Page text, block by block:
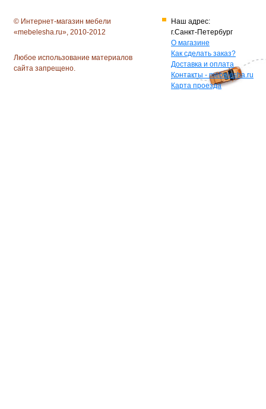
© Интернет-магазин мебели
«mebelesha.ru», 2010-2012
Любое использование материалов
сайта запрещено.
Наш адрес:
г.Санкт-Петербург
О магазине
Как сделать заказ?
Доставка и оплата
Контакты - mebelesha.ru
Карта проезда